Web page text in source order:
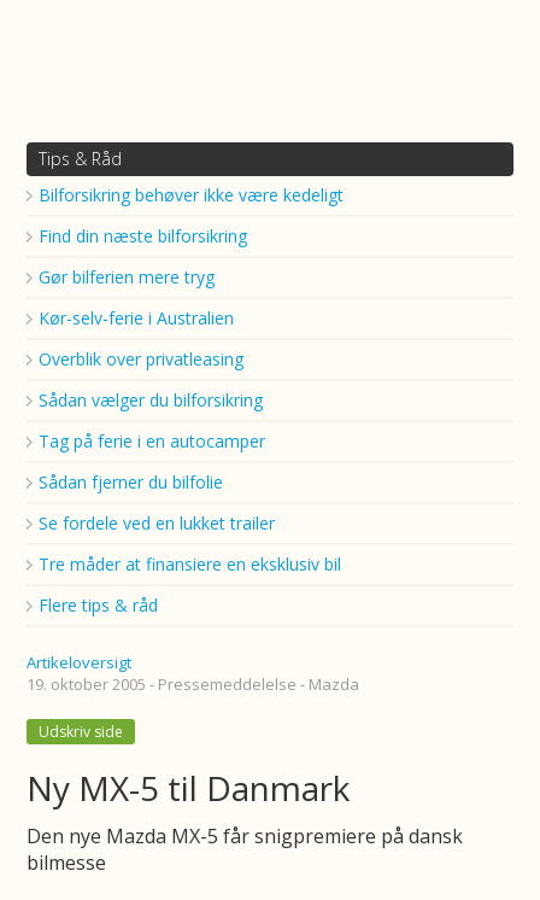
Tips & Råd
Bilforsikring behøver ikke være kedeligt
Find din næste bilforsikring
Gør bilferien mere tryg
Kør-selv-ferie i Australien
Overblik over privatleasing
Sådan vælger du bilforsikring
Tag på ferie i en autocamper
Sådan fjerner du bilfolie
Se fordele ved en lukket trailer
Tre måder at finansiere en eksklusiv bil
Flere tips & råd
Artikeloversigt
19. oktober 2005 - Pressemeddelelse - Mazda
Udskriv side
Ny MX-5 til Danmark
Den nye Mazda MX-5 får snigpremiere på dansk
bilmesse